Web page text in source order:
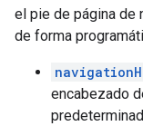
el pie de página de
de forma
encabezado